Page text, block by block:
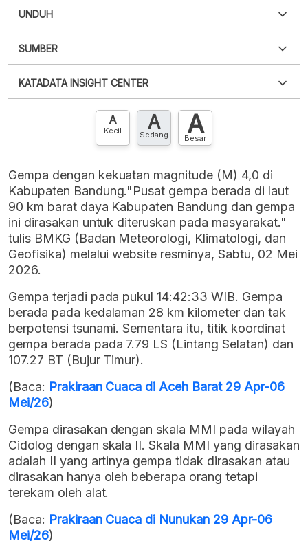
UNDUH
XLS
SUMBER
punya akun?Silakan Daftar sekarang
KATADATA INSIGHT CENTER
Hubungi sekarang »
A
Kecil A
Sedang A
Besar
Gempa dengan kekuatan magnitude (M) 4,0 di
Kabupaten Bandung."Pusat gempa berada di laut
90 km barat daya Kabupaten Bandung dan gempa
ini dirasakan untuk diteruskan pada masyarakat."
tulis BMKG (Badan Meteorologi, Klimatologi, dan
Geofisika) melalui website resminya, Sabtu, 02 Mei
2026.
Gempa terjadi pada pukul 14:42:33 WIB. Gempa
berada pada kedalaman 28 km kilometer dan tak
berpotensi tsunami. Sementara itu, titik koordinat
gempa berada pada 7.79 LS (Lintang Selatan) dan
107.27 BT (Bujur Timur).
(Baca: Prakiraan Cuaca di Aceh Barat 29 Apr-06
Mei/26)
Gempa dirasakan dengan skala MMI pada wilayah
Cidolog dengan skala II. Skala MMI yang dirasakan
adalah II yang artinya gempa tidak dirasakan atau
dirasakan hanya oleh beberapa orang tetapi
terekam oleh alat.
(Baca: Prakiraan Cuaca di Nunukan 29 Apr-06
Mei/26)